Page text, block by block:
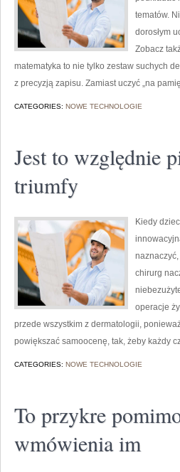
tematów.
dorosłym
Zobacz
matematyka to nie tylko zestaw suchych
z precyzją zapisu. Zamiast uczyć „na
CATEGORIES: NOWE TECHNOLOGIE
Jest to względnie
triumfy
Kiedy
chirurg
operacje
przede wszystkim z dermatologii,
powiększać samoocenę, tak, żeby każdy
CATEGORIES: NOWE TECHNOLOGIE
To przykre
wmówienia im